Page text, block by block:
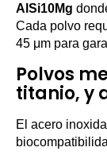
AlSi10Mg
Cada polvo
45 μm para
Polvos
titanio, y
El acero